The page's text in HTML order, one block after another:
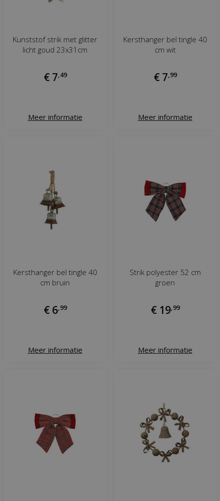
Kunststof strik met glitter
licht goud 23x31cm
€ 7 49
Meer informatie
Kersthanger bel tingle 40
cm wit
€ 7 99
Meer informatie
Kersthanger bel tingle 40
cm bruin
€ 6 99
Meer informatie
Strik polyester 52 cm
groen
€ 19, 99
Meer informatie